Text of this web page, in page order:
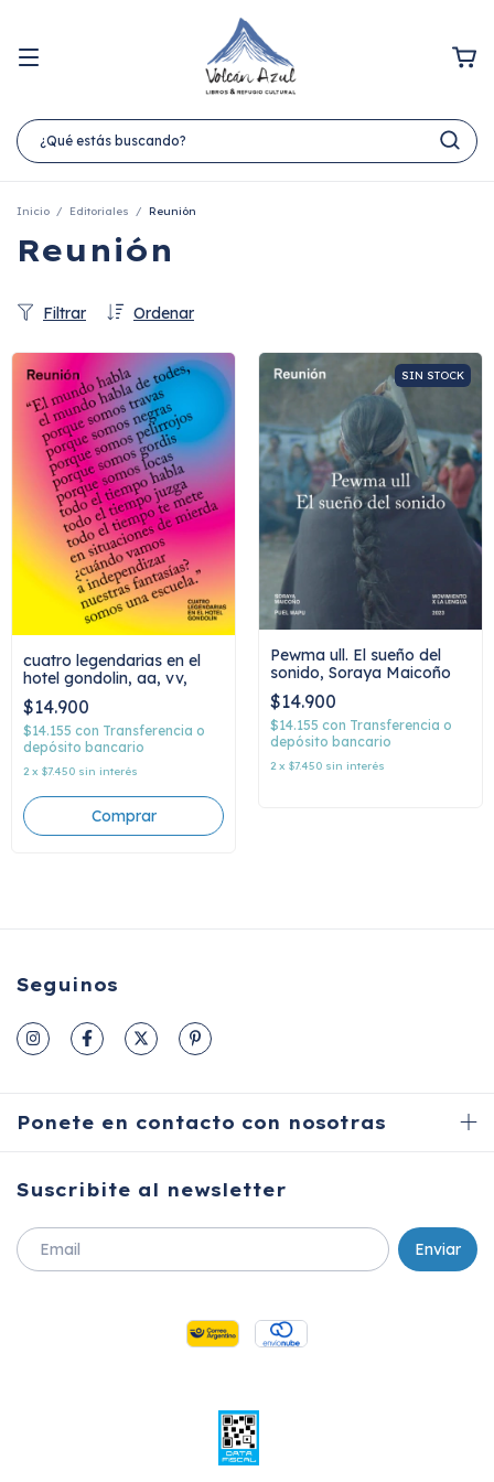
Inicio / Editoriales / Reunión
Reunión
Ordenar
Filtrar
cuatro legendarias en el
hotel gondolin, aa, vv,
$14.900
$14.155 con Transferencia o
depósito bancario
2 x $7.450 sin interés
SIN STOCK
Pewma ull. El sueño del
sonido, Soraya Maicoño
$14.900
$14.155 con Transferencia o
depósito bancario
2 x $7.450 sin interés
Seguinos
Ponete en contacto con nosotras
Suscribite al newsletter